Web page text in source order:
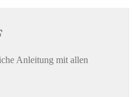
Anleitung mit allen